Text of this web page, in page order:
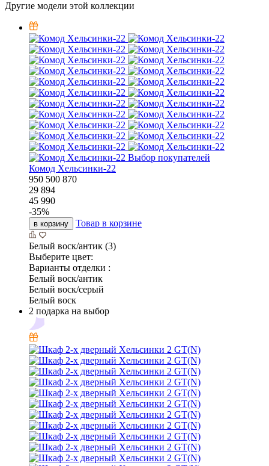
Другие модели этой коллекции
Выбор покупателей
Комод Хельсинки-22
950 500 870
29 894
45 990
-35%
в корзину Товар в корзине
Белый воск/антик (3)
Выберите цвет:
Варианты отделки :
Белый воск/антик
Белый воск/серый
Белый воск
2 подарка на выбор